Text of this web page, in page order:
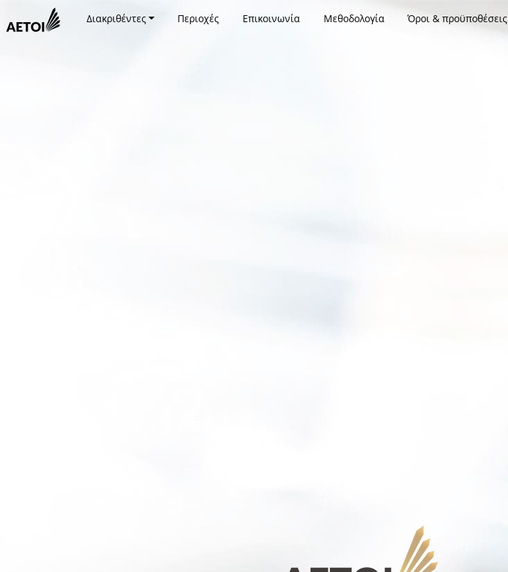
Διακριθέντες Περιοχές Επικοινωνία Μεθοδολογία Όροι & προϋποθέσεις